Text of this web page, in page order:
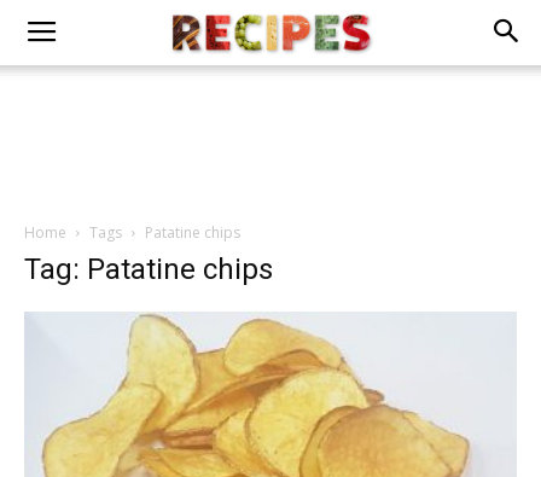
Home Tags Patatine chips
Tag: Patatine chips